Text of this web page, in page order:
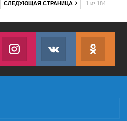
СЛЕДУЮЩАЯ СТРАНИЦА 1 из 184
Twitter
us on TwitterJoin us on InstagramJoin us on VK